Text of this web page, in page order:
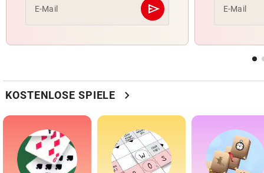
E-Mail send
Abschicken E-Mail
KOSTENLOSE SPIELE chevron_right